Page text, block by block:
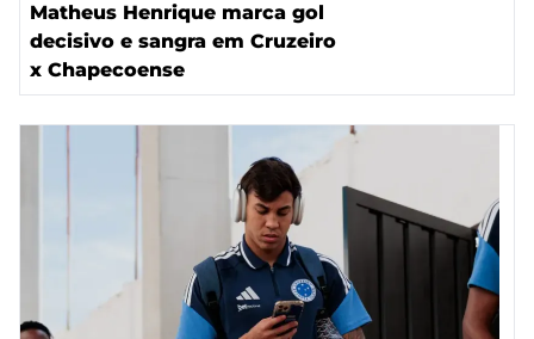
Matheus Henrique marca gol
decisivo e sangra em Cruzeiro
x Chapecoense